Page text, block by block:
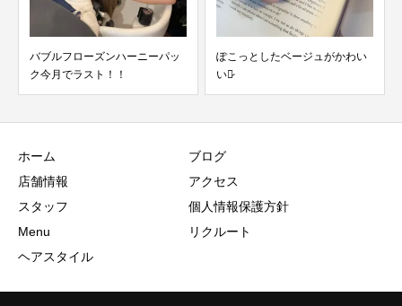
バブルフローズンハーニーパッ
ク今月でラスト！！
ぽこっとしたベージュがかわい
い♡̷
ホーム
店舗情報
スタッフ
Menu
ヘアスタイル
ブログ
アクセス
個人情報保護方針
リクルート